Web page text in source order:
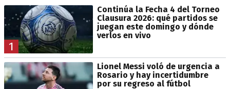
1
Continúa la Fecha 4 del Torneo
Clausura 2026: qué partidos se
juegan este domingo y dónde
verlos en vivo
Lionel Messi voló de urgencia a
Rosario y hay incertidumbre
por su regreso al fútbol